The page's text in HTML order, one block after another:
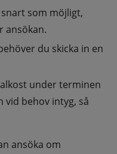
som möjligt,
ansökan.
du skicka in en
under terminen
vid behov intyg, så
ansöka om